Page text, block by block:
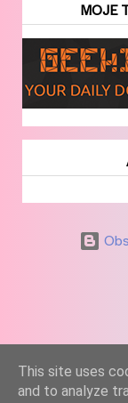
MOJE
This site uses
and to analyze